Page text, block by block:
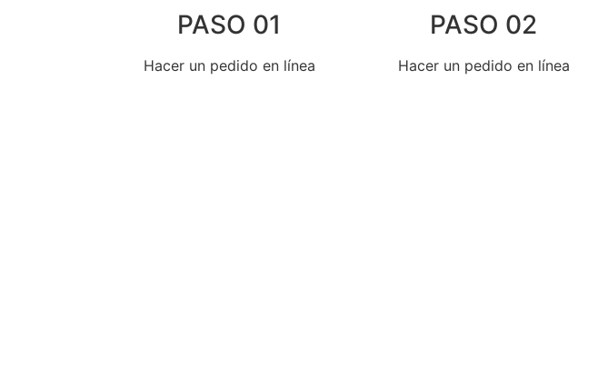
PASO 01
Hacer un pedido en línea
PASO 02
Hacer un pedido en línea